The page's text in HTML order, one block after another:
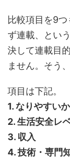
比較項目を9
ず連載、とい
決して連載目
ません。そう
項目は下記。
1. なりやすいか
2. 生活安全レ
3. 収入
4. 技術・専門